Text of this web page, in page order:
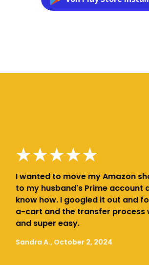
I wanted to move my Amazon
to my husband's Prime account
know how. I googled it out and
a-cart and the transfer process
and super easy.
Sandra A., October 2, 2024